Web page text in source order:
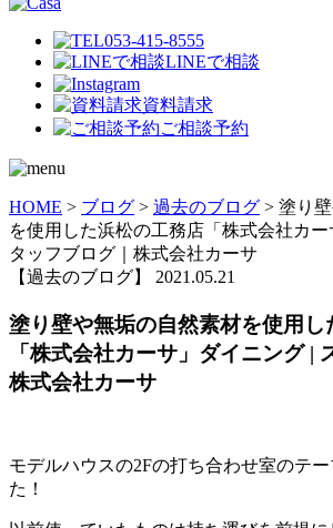
053-415-8555
LINEで相談
資料請求
ご相談予約
HOME > ブログ > 過去のブログ > 塗り
を使用した浜松の工務店「株式会社カー
タッフブログ｜株式会社カーサ
【過去のブログ】 2021.05.21
塗り壁や無垢の自然素材を使用し
「株式会社カーサ」ダイニング |
株式会社カーサ
モデルハウスの2Fの打ち合わせ室のテ
た！